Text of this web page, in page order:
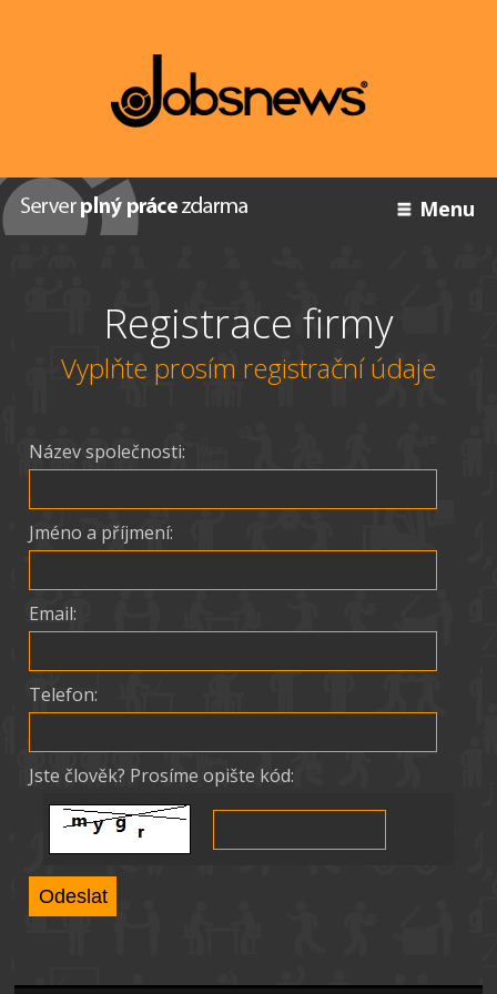
Menu
Registrace firmy
Vyplňte prosím registrační údaje
Název společnosti:
Jméno a příjmení:
Email:
Telefon:
Jste člověk? Prosíme opište kód: